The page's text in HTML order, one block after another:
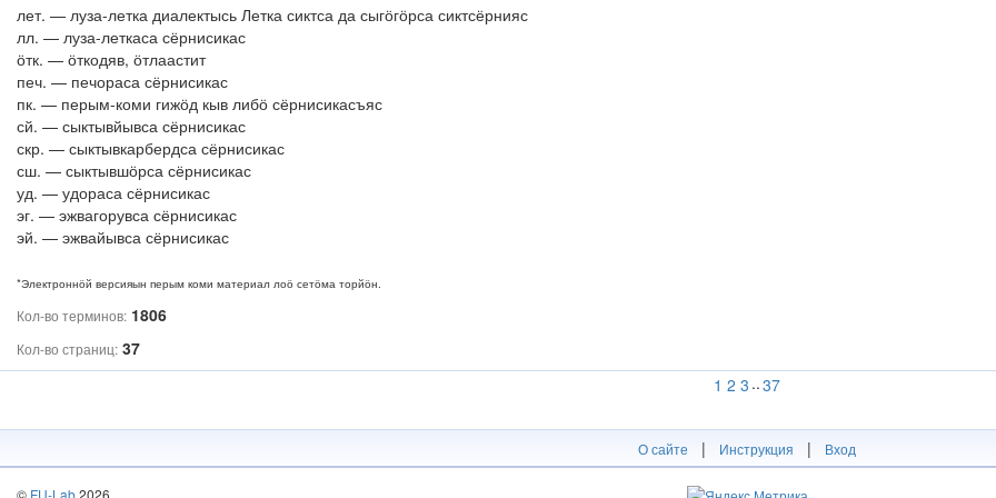
лет. — луза-летка диалектысь Летка сиктса да сыгӧгӧрса сиктсёрнияс
лл. — луза-леткаса сёрнисикас
ӧтк. — ӧткодяв, ӧтлаастит
печ. — печораса сёрнисикас
пк. — перым-коми гижӧд кыв либӧ сёрнисикасъяс
сй. — сыктывйывса сёрнисикас
скр. — сыктывкарбердса сёрнисикас
сш. — сыктывшӧрса сёрнисикас
уд. — удораса сёрнисикас
эг. — эжвагорувса сёрнисикас
эй. — эжвайывса сёрнисикас
*Электроннӧй версияын перым коми материал лоӧ сетӧма торйӧн.
Кол-во терминов: 1806
Кол-во страниц: 37
1 2 3 ..37
О сайте | Инструкция | Вход
© FU-Lab2026